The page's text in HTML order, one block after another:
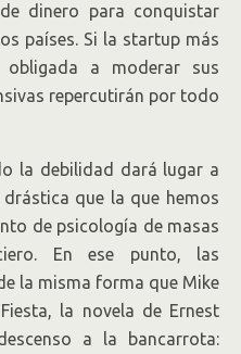
dinero para conquistar
países. Si la startup más
a moderar sus
repercutirán por todo
la debilidad dará lugar a
que la que hemos
de psicología de masas
En ese punto, las
la misma forma que Mike
la novela de Ernest
a la bancarrota: